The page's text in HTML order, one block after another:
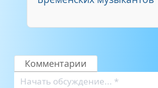
Комментарии